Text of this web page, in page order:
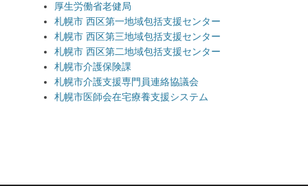
厚生労働省老健局
札幌市 西区第一地域包括支援センター
札幌市 西区第三地域包括支援センター
札幌市 西区第二地域包括支援センター
札幌市介護保険課
札幌市介護支援専門員連絡協議会
札幌市医師会在宅療養支援システム